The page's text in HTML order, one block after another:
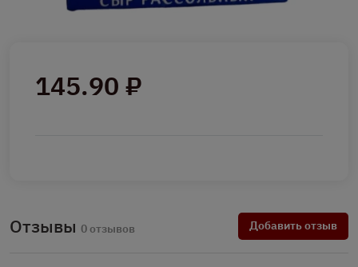
145.90 ₽
Отзывы 0 отзывов Добавить отзыв